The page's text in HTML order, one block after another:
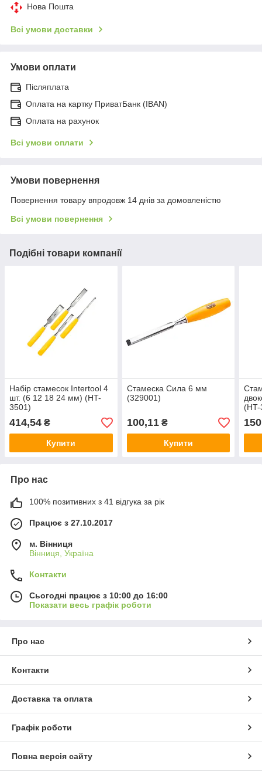
Нова Пошта
Всі умови доставки
Умови оплати
Післяплата
Оплата на картку ПриватБанк (IBAN)
Оплата на рахунок
Всі умови оплати
Умови повернення
Повернення товару впродовж 14 днів за домовленістю
Всі умови повернення
Подібні товари компанії
Набір стамесок Intertool 4
шт. (6 12 18 24 мм) (HT-
3501)
414,54 ₴
Купити
Стамеска Сила 6 мм
(329001)
100,11₴
Купити
Про нас
100% позитивних з 41 відгука за рік
Працює з 27.10.2017
м. Вінниця
Вінниця, Україна
Контакти
Сьогодні працює з 10:00 до 16:00
Показати весь графік роботи
Про нас
Контакти
Доставка та оплата
Графік роботи
Повна версія сайту